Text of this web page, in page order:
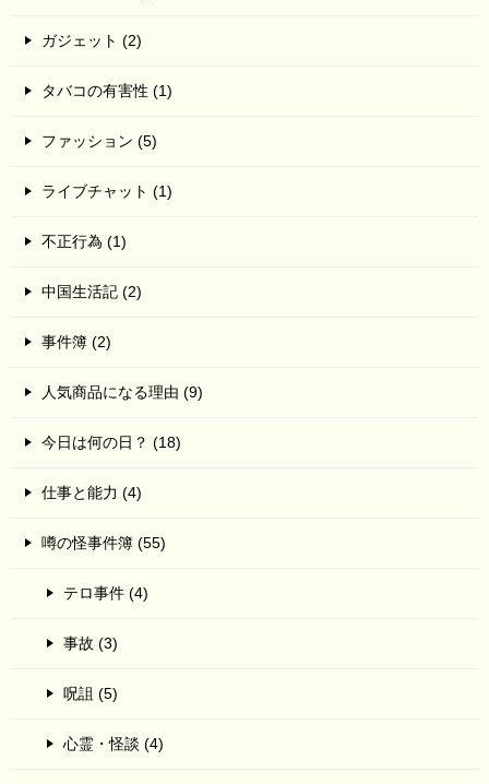
ガジェット (2)
タバコの有害性 (1)
ファッション (5)
ライブチャット (1)
不正行為 (1)
中国生活記 (2)
事件簿 (2)
人気商品になる理由 (9)
今日は何の日？ (18)
仕事と能力 (4)
噂の怪事件簿 (55)
テロ事件 (4)
事故 (3)
呪詛 (5)
心霊・怪談 (4)